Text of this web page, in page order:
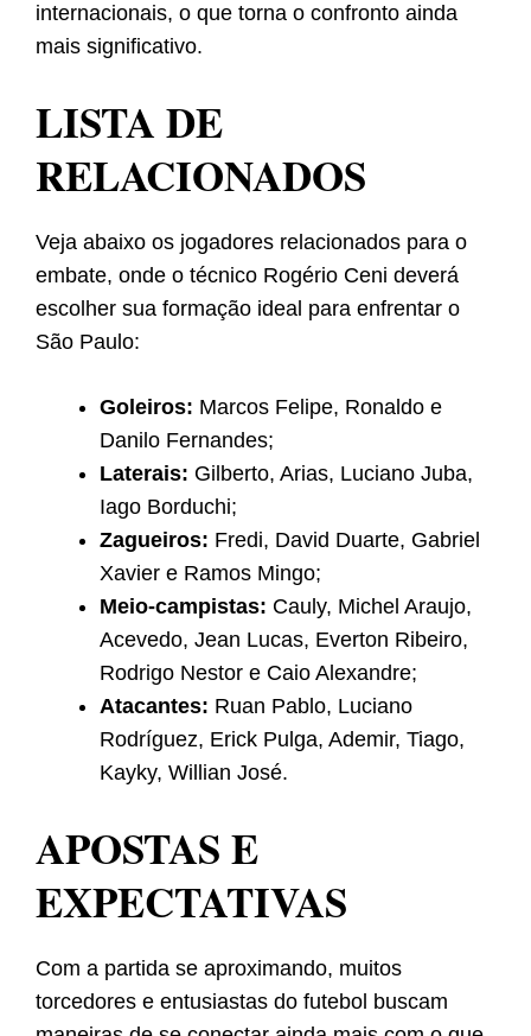
internacionais, o que torna o confronto ainda
mais significativo.
LISTA DE
RELACIONADOS
Veja abaixo os jogadores relacionados para o
embate, onde o técnico Rogério Ceni deverá
escolher sua formação ideal para enfrentar o
São Paulo:
Goleiros: Marcos Felipe, Ronaldo e
Danilo Fernandes;
Laterais: Gilberto, Arias, Luciano Juba,
Iago Borduchi;
Zagueiros: Fredi, David Duarte, Gabriel
Xavier e Ramos Mingo;
Meio-campistas: Cauly, Michel Araujo,
Acevedo, Jean Lucas, Everton Ribeiro,
Rodrigo Nestor e Caio Alexandre;
Atacantes: Ruan Pablo, Luciano
Rodríguez, Erick Pulga, Ademir, Tiago,
Kayky, Willian José.
APOSTAS E
EXPECTATIVAS
Com a partida se aproximando, muitos
torcedores e entusiastas do futebol buscam